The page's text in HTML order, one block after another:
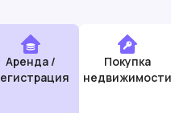
Аренда /
Покупка
недвижимости